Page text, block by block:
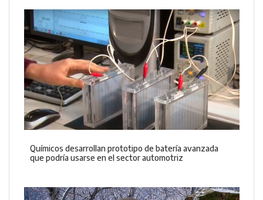
Químicos desarrollan prototipo de batería avanzada
que podría usarse en el sector automotriz